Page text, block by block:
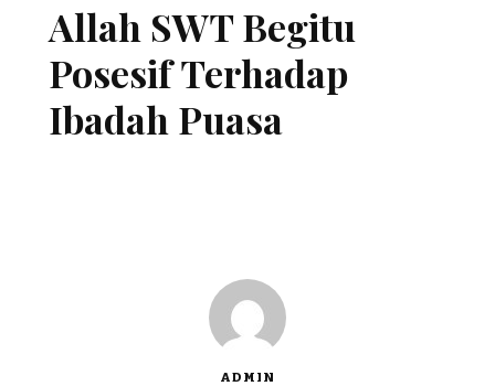
Allah SWT Begitu
Posesif Terhadap
Ibadah Puasa
ADMIN